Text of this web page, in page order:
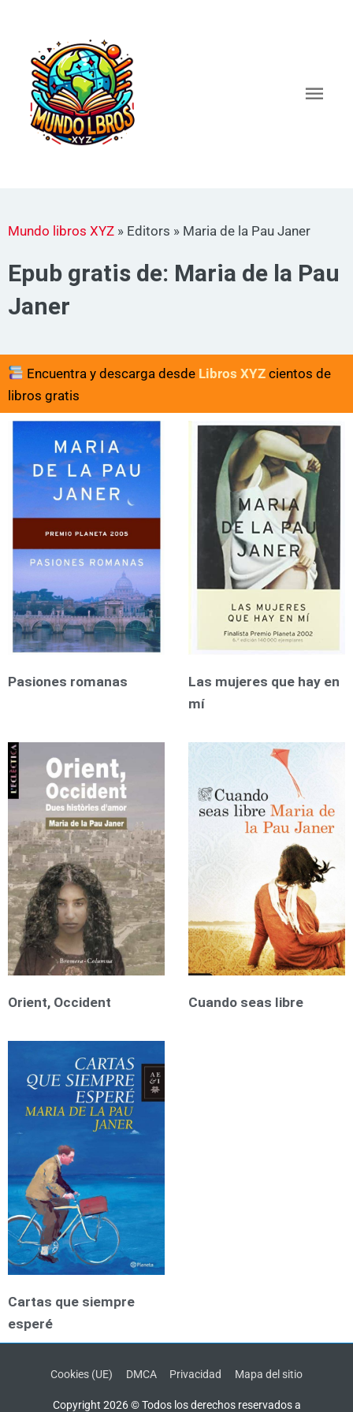
contenido
Mundo libros XYZ » Editors » Maria de la Pau Janer
Epub gratis de: Maria de la Pau
Janer
Encuentra y descarga desde Libros XYZcientos de
libros gratis
Pasiones romanas
Las mujeres que hay en
mí
Orient, Occident Cuando seas libre
Cartas que siempre
esperé
Cookies (UE) DMCA Privacidad Mapa del sitio
Copyright 2026 © Todos los derechos reservados a